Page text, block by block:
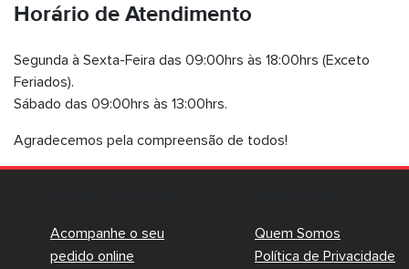
Horário de Atendimento
Segunda à Sexta-Feira das 09:00hrs às 18:00hrs (Exceto
Feriados).
Sábado das 09:00hrs às 13:00hrs.
Agradecemos pela compreensão de todos!
Acompanhe o seu
pedido online
Quem Somos
Política de Privacidade